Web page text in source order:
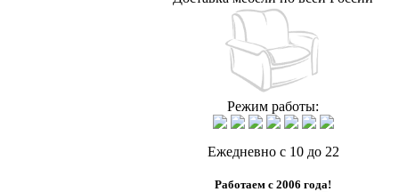
Режим работы:
Ежедневно с 10 до 22
Работаем с 2006 года!